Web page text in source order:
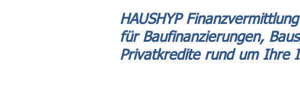
HAUSHYP
für Baufinanzierungen,
Privatkredite rund um Ihre